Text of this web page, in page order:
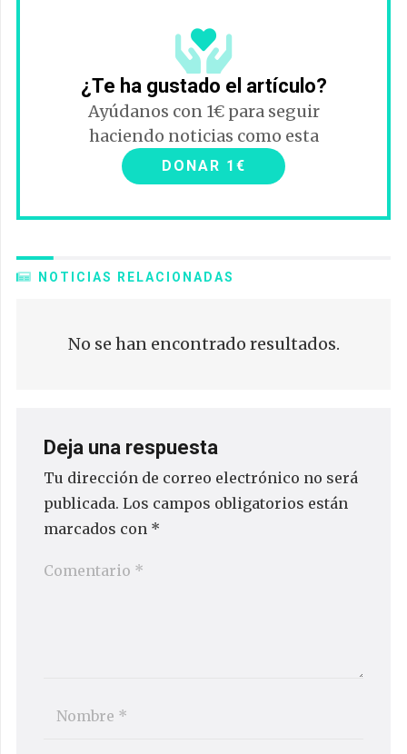
¿Te ha gustado el artículo?
Ayúdanos con 1€ para seguir
haciendo noticias como esta
DONAR 1€
NOTICIAS RELACIONADAS
No se han encontrado resultados.
Deja una respuesta
Tu dirección de correo electrónico no será
publicada. Los campos obligatorios están
marcados con *